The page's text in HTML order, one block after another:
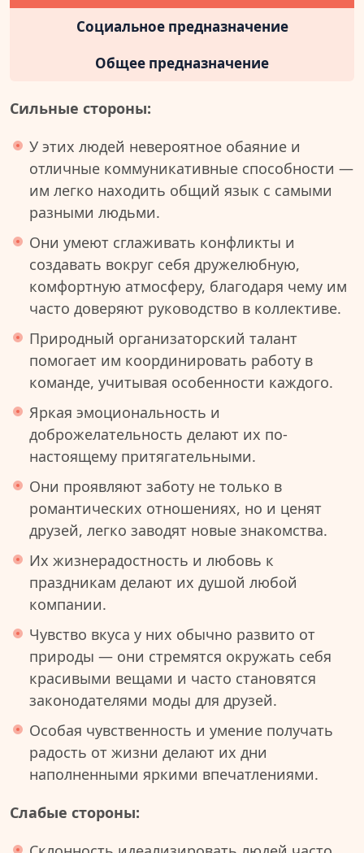
Социальное предназначение
Общее предназначение
Сильные стороны:
У этих людей невероятное обаяние и
отличные коммуникативные способности —
им легко находить общий язык с самыми
разными людьми.
Они умеют сглаживать конфликты и
создавать вокруг себя дружелюбную,
комфортную атмосферу, благодаря чему им
часто доверяют руководство в коллективе.
Природный организаторский талант
помогает им координировать работу в
команде, учитывая особенности каждого.
Яркая эмоциональность и
доброжелательность делают их по-
настоящему притягательными.
Они проявляют заботу не только в
романтических отношениях, но и ценят
друзей, легко заводят новые знакомства.
Их жизнерадостность и любовь к
праздникам делают их душой любой
компании.
Чувство вкуса у них обычно развито от
природы — они стремятся окружать себя
красивыми вещами и часто становятся
законодателями моды для друзей.
Особая чувственность и умение получать
радость от жизни делают их дни
наполненными яркими впечатлениями.
Слабые стороны: